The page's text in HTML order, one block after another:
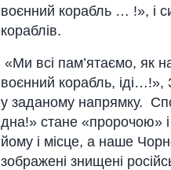
воєнний корабль … !», і
кораблів.
«Ми всі пам’ятаємо, як
воєнний корабль,
у заданому напрямку.
дна!» стане «пророчою»
йому і місце, а наше
зображені знищені